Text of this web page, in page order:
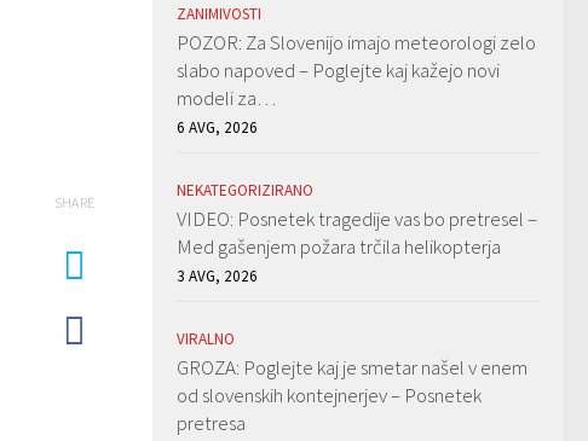
SHARE
ZANIMIVOSTI
POZOR: Za Slovenijo imajo meteorologi zelo
slabo napoved – Poglejte kaj kažejo novi
modeli za…
6 AVG, 2026
NEKATEGORIZIRANO
VIDEO: Posnetek tragedije vas bo pretresel –
Med gašenjem požara trčila helikopterja
3 AVG, 2026
VIRALNO
GROZA: Poglejte kaj je smetar našel v enem
od slovenskih kontejnerjev – Posnetek
pretresa